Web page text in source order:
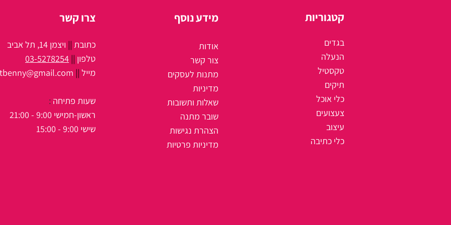
צרו קשר
כתובת || ויצמן 14, תל אביב
טלפון ||
03-5278254
|| מייל
שעות פתיחה :
ראשון-חמישי 9:00 - 21:00
שישי 9:00 - 15:00
מידע נוסף
אודות
צור קשר
מתנות לעסקים
מדיניות
שאלות ותשובות
שובר מתנה
הצהרת נגישות
מדיניות פרטיות
קטגוריות
בגדים
הנעלה
טקסטיל
תיקים
כלי אוכל
צעצועים
עיצוב
כלי כתיבה